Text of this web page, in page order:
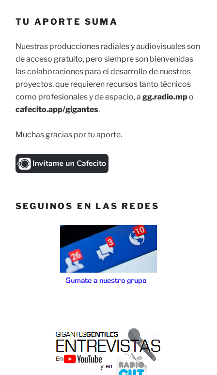
TU APORTE SUMA
Nuestras producciones radiales y audiovisuales son
de acceso gratuito, pero siempre son bienvenidas
las colaboraciones para el desarrollo de nuestros
proyectos, que requieren recursos tanto técnicos
como profesionales y de espacio, a gg.radio.mpo
cafecito.app/gigantes.
Muchas gracias por tu aporte.
SEGUINOS EN LAS REDES